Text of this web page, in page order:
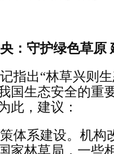
： 守护绿色草原
指出“林草兴则
国生态安全的重
此，建议：
体系建设。机构
家林草局，一些